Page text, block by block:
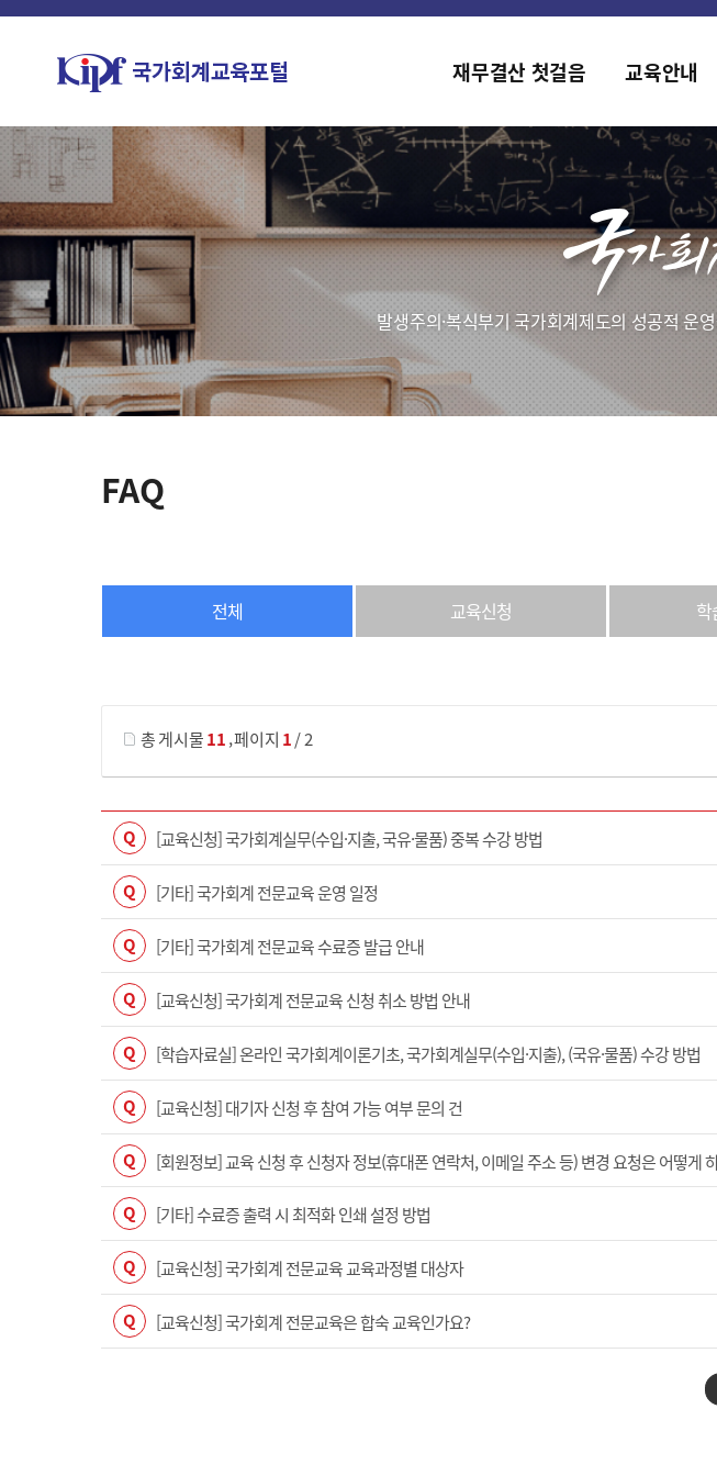
홈페이지가 새롭게 개
재무결산 첫걸음 교육안내
발생주의·복식부기 국가회계제도의 성공적 운
FAQ
전체 교육신청 학
총 게시물11,페이지 1/ 2
Q [교육신청] 국가회계실무(수입·지출, 국유·물품) 중복 수강 방법
Q [기타] 국가회계 전문교육 운영 일정
Q [기타] 국가회계 전문교육 수료증 발급 안내
Q [교육신청] 국가회계 전문교육 신청 취소 방법 안내
Q [학습자료실] 온라인 국가회계이론기초, 국가회계실무(수입·지출), (국유·물품) 수강 방법
Q [교육신청] 대기자 신청 후 참여 가능 여부 문의 건
Q [회원정보] 교육 신청 후 신청자 정보(휴대폰 연락처, 이메일 주소 등) 변경 요청은 어떻게
Q [기타] 수료증 출력 시 최적화 인쇄 설정 방법
Q [교육신청] 국가회계 전문교육 교육과정별 대상자
Q [교육신청] 국가회계 전문교육은 합숙 교육인가요?